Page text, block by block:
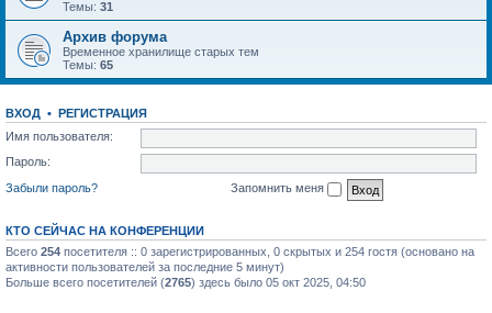
Темы: 31
Архив форума
Временное хранилище старых тем
Темы: 65
ВХОД • РЕГИСТРАЦИЯ
Имя пользователя:
Пароль:
Забыли пароль?
Запомнить меня
КТО СЕЙЧАС НА КОНФЕРЕНЦИИ
Всего 254 посетителя :: 0 зарегистрированных, 0 скрытых и 254 гостя (основано на
активности пользователей за последние 5 минут)
Больше всего посетителей (2765) здесь было 05 окт 2025, 04:50